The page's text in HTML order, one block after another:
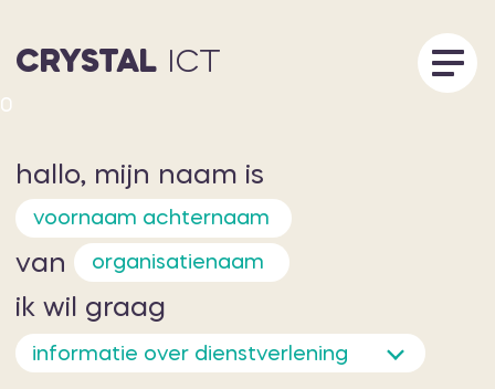
CRYSTAL ICT
CRYSTAL ICT
inspiratie
over ons
vacatures
contact
0
hallo, mijn naam is
van
ik wil graag
informatie over dienstverlening